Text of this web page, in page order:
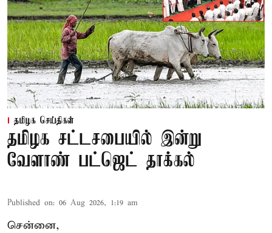
தமிழக செய்திகள்
தமிழக சட்டசபையில் இன்று
வேளாண் பட்ஜெட் தாக்கல்
Published on: 06 Aug 2026, 1:19 am
சென்னை,